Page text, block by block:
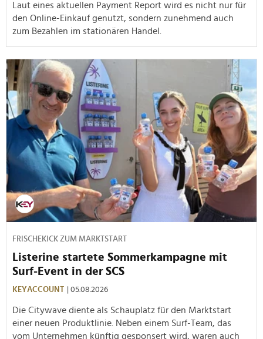
Laut eines aktuellen Payment Report wird es nicht nur für
den Online-Einkauf genutzt, sondern zunehmend auch
zum Bezahlen im stationären Handel.
FRISCHEKICK ZUM MARKTSTART
Listerine startete Sommerkampagne mit
Surf-Event in der SCS
KEYACCOUNT | 05.08.2026
Die Citywave diente als Schauplatz für den Marktstart
einer neuen Produktlinie. Neben einem Surf-Team, das
vom Unternehmen künftig gesponsert wird, waren auch